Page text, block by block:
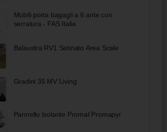
Mobili porta bagagli a 6 ante con
serratura - FAS Italia
Balaustra RV1 Satinato Area Scale
Gradini 35 MV Living
Pannello Isolante Promat Promapyr